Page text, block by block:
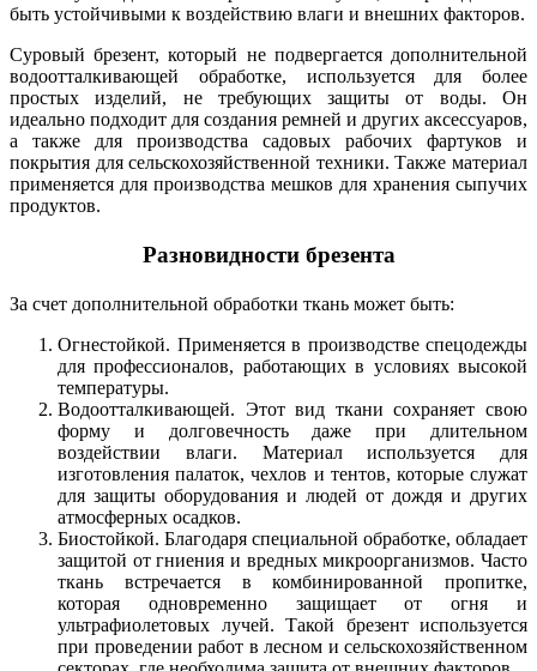
быть устойчивыми к воздействию влаги и внешних факторов.
Суровый брезент, который не подвергается дополнительной
водоотталкивающей обработке, используется для более
простых изделий, не требующих защиты от воды. Он
идеально подходит для создания ремней и других аксессуаров,
а также для производства садовых рабочих фартуков и
покрытия для сельскохозяйственной техники. Также материал
применяется для производства мешков для хранения сыпучих
продуктов.
Разновидности брезента
За счет дополнительной обработки ткань может быть:
Огнестойкой. Применяется в производстве спецодежды
для профессионалов, работающих в условиях высокой
температуры.
Водоотталкивающей. Этот вид ткани сохраняет свою
форму и долговечность даже при длительном
воздействии влаги. Материал используется для
изготовления палаток, чехлов и тентов, которые служат
для защиты оборудования и людей от дождя и других
атмосферных осадков.
Биостойкой. Благодаря специальной обработке, обладает
защитой от гниения и вредных микроорганизмов. Часто
ткань встречается в комбинированной пропитке,
которая одновременно защищает от огня и
ультрафиолетовых лучей. Такой брезент используется
при проведении работ в лесном и сельскохозяйственном